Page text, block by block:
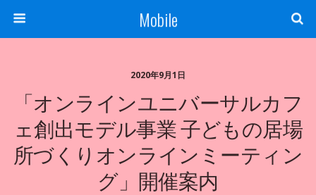
Mobile
2020年9月1日
「オンラインユニバーサルカフ
ェ創出モデル事業 子どもの居場
所づくりオンラインミーティン
グ」開催案内